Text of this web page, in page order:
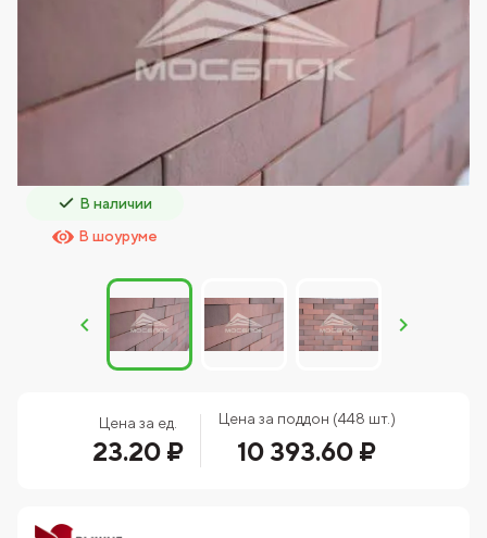
В наличии
В шоуруме
Цена за ед.
23.20 ₽
Цена за поддон (448 шт.)
10 393.60 ₽